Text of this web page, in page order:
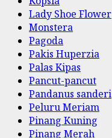
Lady Shoe Flower
Monstera
Pagoda
Pakis Huperzia
Palas Kipas
Pancut-pancut
Pandanus sanderi
Peluru Meriam
Pinang Kuning
Pinang Merah